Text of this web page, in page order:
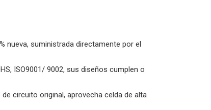
nueva, suministrada directamente por el
ISO9001/ 9002, sus diseños cumplen o
circuito original, aprovecha celda de alta